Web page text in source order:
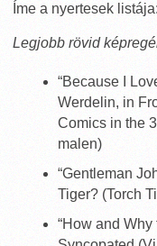
Íme a nyertesek listája:
Legjobb rövid
“Because I
Werdelin, in
Comics in the
malen)
“Gentleman
Tiger? (Torch
“How and